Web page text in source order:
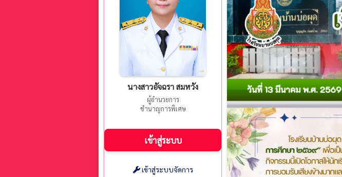
นางสาวอัจฉรา สมหวัง
ผู้อำนวยการ
ชำนาญการพิเศษ
เข้าสู่ระบบ
เข้าสู่ระบบจัดการ